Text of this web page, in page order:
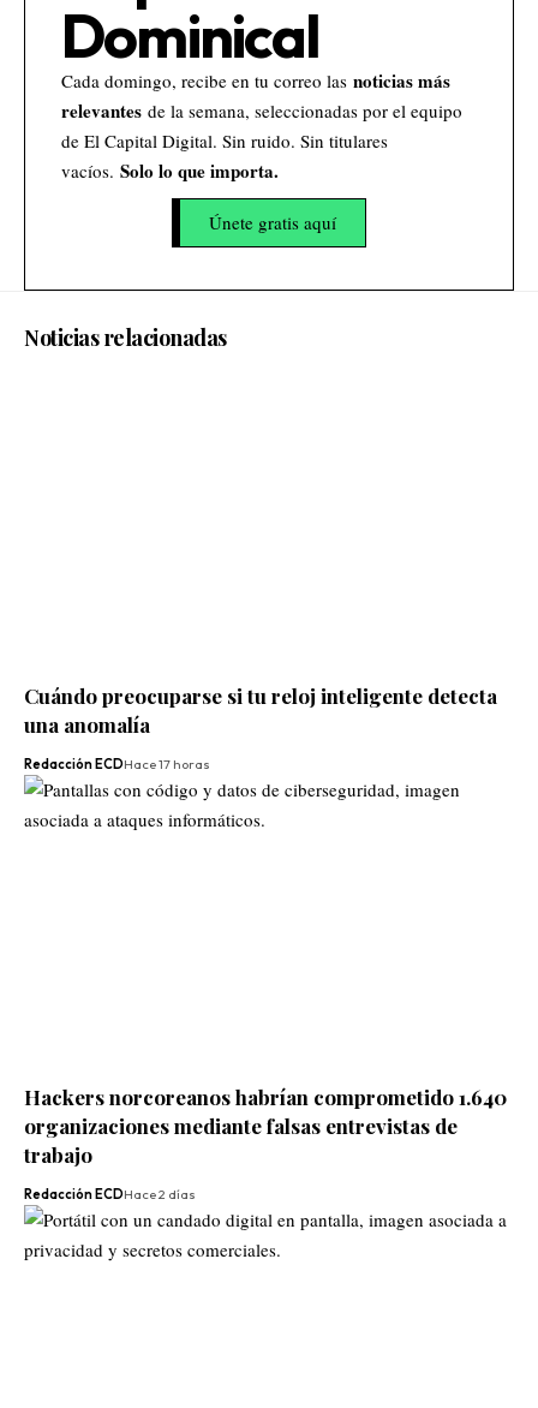
Dominical
Cada domingo, recibe en tu correo las noticias más
relevantes de la semana, seleccionadas por el equipo
de El Capital Digital. Sin ruido. Sin titulares
vacíos. Solo lo que importa.
Únete gratis aquí
Noticias relacionadas
Cuándo preocuparse si tu reloj inteligente detecta
una anomalía
Redacción ECDHace 17 horas
Hackers norcoreanos habrían comprometido 1.640
organizaciones mediante falsas entrevistas de
trabajo
Redacción ECDHace 2 días